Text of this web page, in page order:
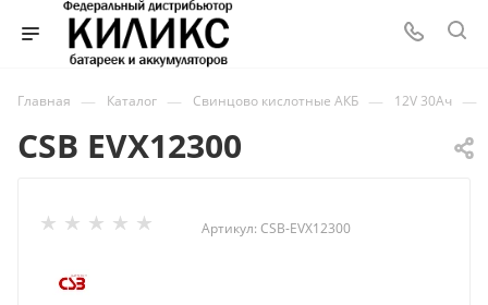
Главная — Каталог — Свинцово кислотные АКБ — 12V 30Ач —
CSB EVX12300
Артикул: CSB-EVX12300